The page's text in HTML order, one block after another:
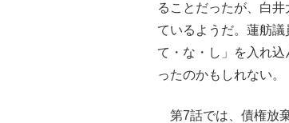
ることだったが、白
ているようだ。蓮舫
て・な・し」を入れ
ったのかもしれない。
第7話では、債権放